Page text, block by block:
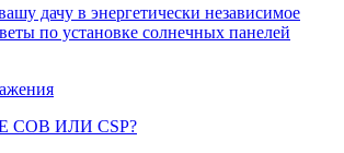
дачу в энергетически независимое
по установке солнечных панелей
ИЛИ CSP?